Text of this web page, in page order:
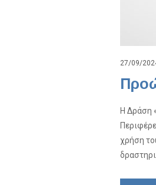
27/09/
Η Δράση
χρήση